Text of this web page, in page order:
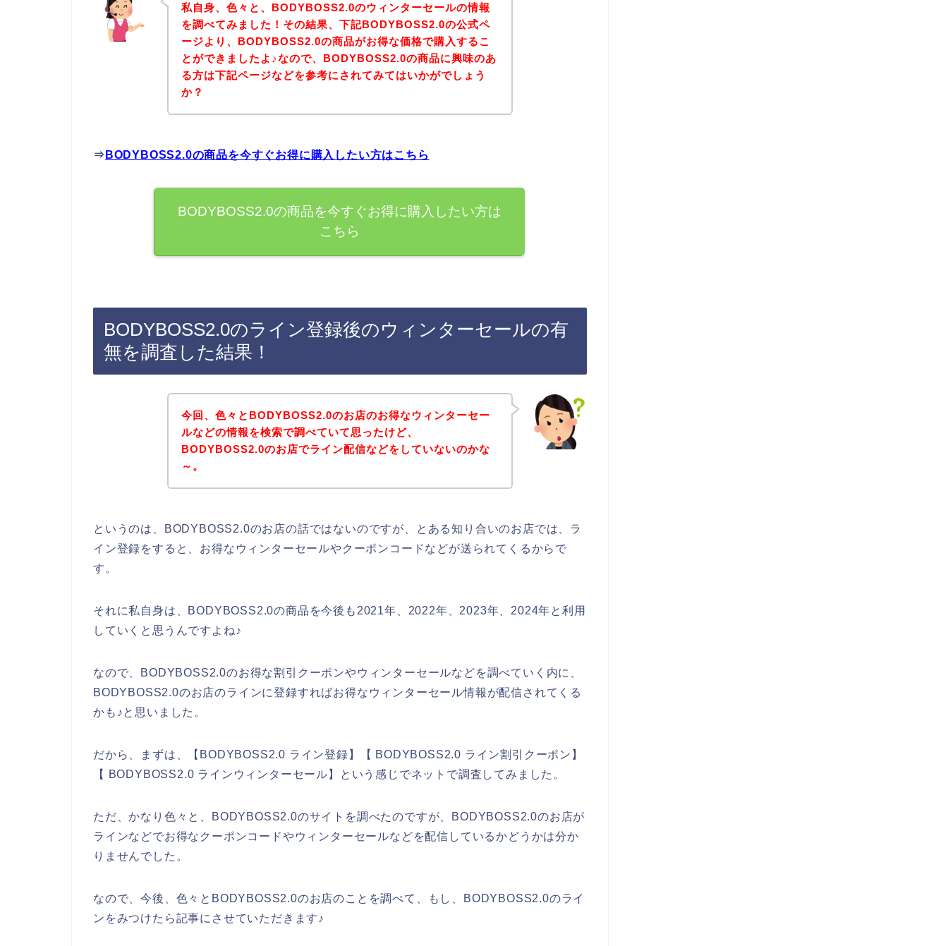
私自身、色々と、BODYBOSS2.0のウィンターセールの情報
を調べてみました！その結果、下記BODYBOSS2.0の公式ペ
ージより、BODYBOSS2.0の商品がお得な価格で購入するこ
とができましたよ♪なので、BODYBOSS2.0の商品に興味のあ
る方は下記ページなどを参考にされてみてはいかがでしょう
か？
⇒ BODYBOSS2.0の商品を今すぐお得に購入したい方はこちら
BODYBOSS2.0の商品を今すぐお得に購入したい方は
こちら
BODYBOSS2.0のライン登録後のウィンターセールの有
無を調査した結果！
今回、色々とBODYBOSS2.0のお店のお得なウィンターセー
ルなどの情報を検索で調べていて思ったけど、
BODYBOSS2.0のお店でライン配信などをしていないのかな
～。
というのは、BODYBOSS2.0のお店の話ではないのですが、とある知り合いのお店では、ラ
イン登録をすると、お得なウィンターセールやクーポンコードなどが送られてくるからで
す。
それに私自身は、BODYBOSS2.0の商品を今後も2021年、2022年、2023年、2024年と利用
していくと思うんですよね♪
なので、BODYBOSS2.0のお得な割引クーポンやウィンターセールなどを調べていく内に、
BODYBOSS2.0のお店のラインに登録すればお得なウィンターセール情報が配信されてくる
かも♪と思いました。
だから、まずは、【BODYBOSS2.0 ライン登録】【 BODYBOSS2.0 ライン割引クーポン】
【 BODYBOSS2.0 ラインウィンターセール】という感じでネットで調査してみました。
ただ、かなり色々と、BODYBOSS2.0のサイトを調べたのですが、BODYBOSS2.0のお店が
ラインなどでお得なクーポンコードやウィンターセールなどを配信しているかどうかは分か
りませんでした。
なので、今後、色々とBODYBOSS2.0のお店のことを調べて、もし、BODYBOSS2.0のライ
ンをみつけたら記事にさせていただきます♪